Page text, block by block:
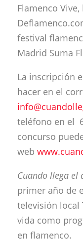
Flamenco
festival
Madrid Suma
La inscripción
hacer en el
teléfono en el
concurso
web
Cuando llega el
primer año de
televisión local
vida como
en flamenco.